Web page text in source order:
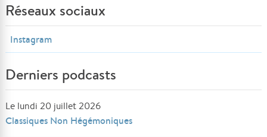
Réseaux sociaux
Instagram
Derniers podcasts
Le lundi 20 juillet 2026
Classiques Non Hégémoniques